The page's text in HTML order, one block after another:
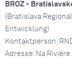
BROZ -
(Bratislava
Entwicklung)
Kontaktperson:
Adresse: Na